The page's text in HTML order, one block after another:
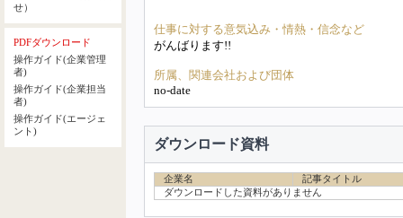
せ）
PDFダウンロード
操作ガイド(企業管理
者)
操作ガイド(企業担当
者)
操作ガイド(エージェ
ント)
仕事に対する意気込み・情熱・信念など
がんばります!!
所属、関連会社および団体
no-date
ダウンロード資料
企業名
記事タイトル
ダウンロードした資料がありません